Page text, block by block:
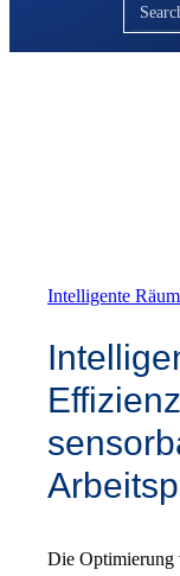
Intelligente
Die Optimierung